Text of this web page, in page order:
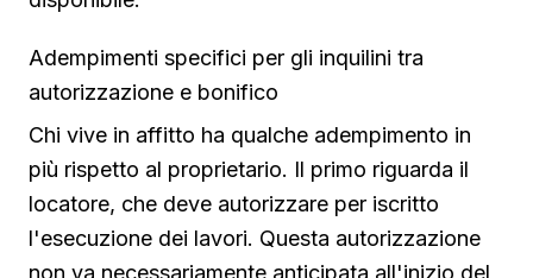
Adempimenti specifici per gli inquilini tra
autorizzazione e bonifico
Chi vive in affitto ha qualche adempimento in
più rispetto al proprietario. Il primo riguarda il
locatore, che deve autorizzare per iscritto
l'esecuzione dei lavori. Questa autorizzazione
non va necessariamente anticipata all'inizio del